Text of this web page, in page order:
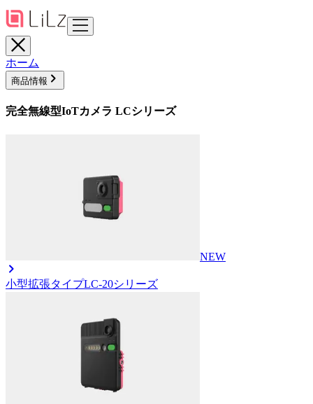
ホーム
商品情報
完全無線型IoTカメラ LCシリーズ
NEW
小型拡張タイプLC-20シリーズ